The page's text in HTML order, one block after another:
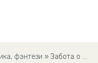
фэнтези » Забота о человеке - Деймон Найт